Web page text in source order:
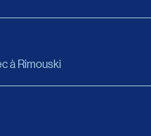
à Rimouski